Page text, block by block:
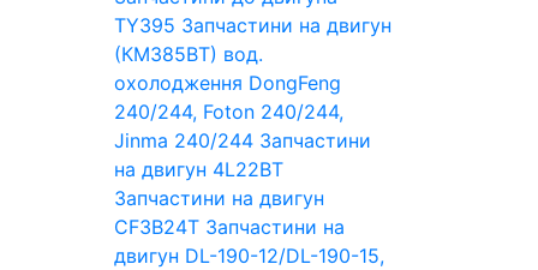
TY395 Запчастини на двигун
(КМ385ВТ) вод.
охолодження DongFeng
240/244, Foton 240/244,
Jinma 240/244 Запчастини
на двигун 4L22BT
Запчастини на двигун
CF3B24T Запчастини на
двигун DL-190-12/DL-190-15,